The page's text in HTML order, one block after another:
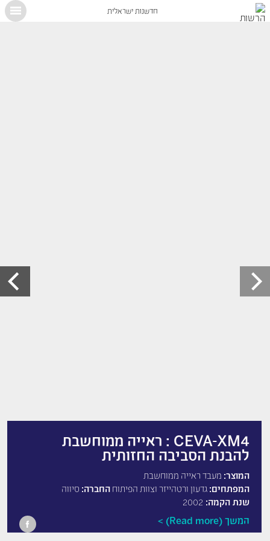
חדשנות ישראלית
CEVA-XM4 : ראייה ממוחשבת
להבנת הסביבה החזותית
המוצר: מעבד ראייה ממוחשבת
המפתחים: גדעון ורטהייזר וצוות הפיתוח החברה: סיווה
שנת הקמה: 2002
המשך (Read more)
X